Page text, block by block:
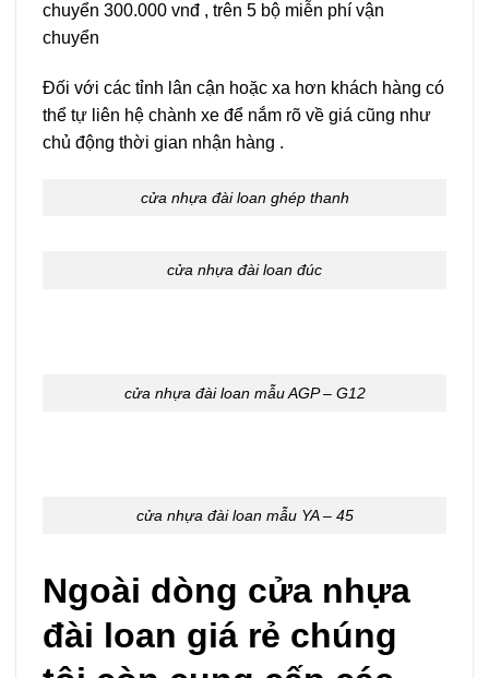
chuyển 300.000 vnđ , trên 5 bộ miễn phí vận
chuyển
Đối với các tỉnh lân cận hoặc xa hơn khách hàng có
thể tự liên hệ chành xe để nắm rõ về giá cũng như
chủ động thời gian nhận hàng .
cửa nhựa đài loan ghép thanh
cửa nhựa đài loan đúc
cửa nhựa đài loan mẫu AGP – G12
cửa nhựa đài loan mẫu YA – 45
Ngoài dòng cửa nhựa
đài loan giá rẻ chúng